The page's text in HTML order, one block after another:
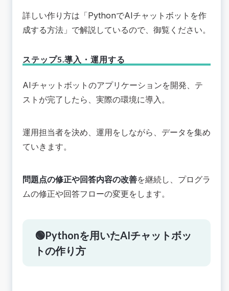
詳しい作り方は「PythonでAIチャットボットを作
成する方法 」で解説しているので、御覧ください。
ステップ5.導入・運用する
AIチャットボットのアプリケーションを開発、テ
ストが完了したら、実際の環境に導入。
運用担当者を決め、運用をしながら、データを集め
ていきます。
問題点の修正や回答内容の改善を継続し、プログラ
ムの修正や回答フローの変更をします。
🟢Pythonを用いたAIチャットボッ
トの作り方